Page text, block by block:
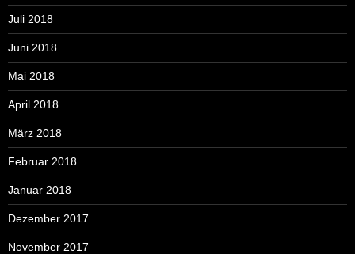
Juli 2018
Juni 2018
Mai 2018
April 2018
März 2018
Februar 2018
Januar 2018
Dezember 2017
November 2017